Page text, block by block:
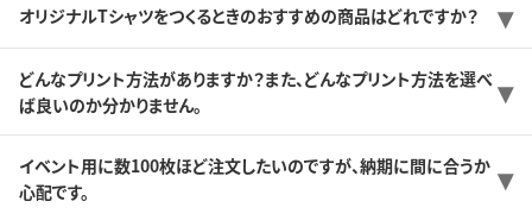
オリジナルTシャツをつくるときのおすすめの商品はどれですか？
どんなプリント方法がありますか？また、どんなプリント方法を選べ
ば良いのか分かりません。
イベント用に数100枚ほど注文したいのですが、納期に間に合うか
心配です。